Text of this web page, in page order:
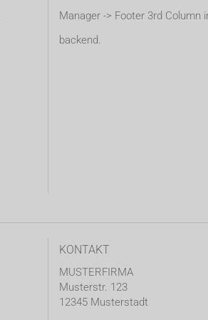
Manager -> Footer 3rd Column
backend.
KONTAKT
MUSTERFIRMA
Musterstr. 123
12345 Musterstadt